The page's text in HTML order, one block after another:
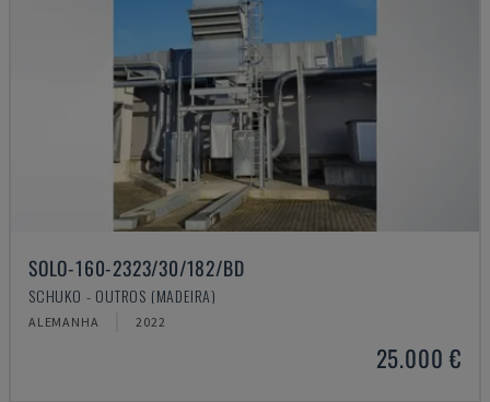
SOLO-160-2323/30/182/BD
SCHUKO - OUTROS (MADEIRA)
ALEMANHA 2022
25.000 €